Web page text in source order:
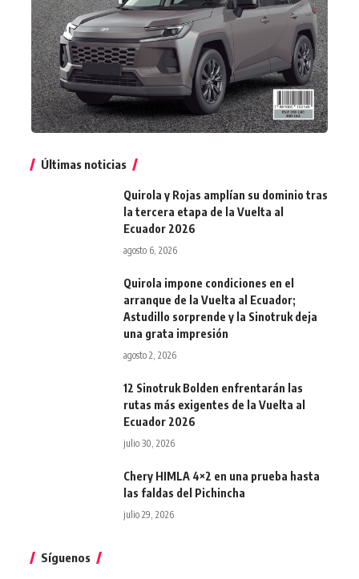
Últimas noticias
Quirola y Rojas amplían su dominio tras
la tercera etapa de la Vuelta al
Ecuador 2026
agosto 6, 2026
Quirola impone condiciones en el
arranque de la Vuelta al Ecuador;
Astudillo sorprende y la Sinotruk deja
una grata impresión
agosto 2, 2026
12 Sinotruk Bolden enfrentarán las
rutas más exigentes de la Vuelta al
Ecuador 2026
julio 30, 2026
Chery HIMLA 4×2 en una prueba hasta
las faldas del Pichincha
julio 29, 2026
Síguenos